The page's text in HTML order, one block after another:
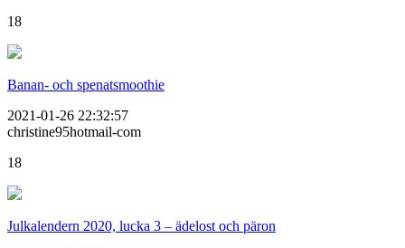
18
Banan- och spenatsmoothie
2021-01-26 22:32:57
christine95hotmail-com
18
Julkalendern 2020, lucka 3 – ädelost och päron